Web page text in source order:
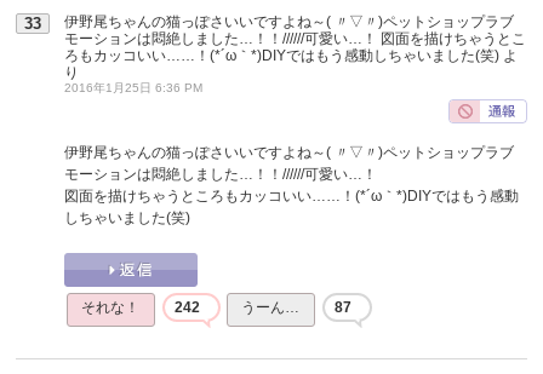
33
伊野尾ちゃんの猫っぽさいいですよね～( 〃▽〃)ペットショップラブ
モーションは悶絶しました…！！//////可愛い…！ 図面を描けちゃうとこ
ろもカッコいい……！(*´ω｀*)DIYではもう感動しちゃいました(笑) よ
り
2016年1月25日 6:36 PM
伊野尾ちゃんの猫っぽさいいですよね～( 〃▽〃)ペットショップラブ
モーションは悶絶しました…！！//////可愛い…！
図面を描けちゃうところもカッコいい……！(*´ω｀*)DIYではもう感動
しちゃいました(笑)
それな！ 242 うーん… 87